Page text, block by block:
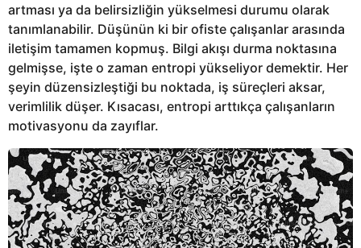
artması ya da belirsizliğin yükselmesi durumu olarak
tanımlanabilir. Düşünün ki bir ofiste çalışanlar arasında
iletişim tamamen kopmuş. Bilgi akışı durma noktasına
gelmişse, işte o zaman entropi yükseliyor demektir. Her
şeyin düzensizleştiği bu noktada, iş süreçleri aksar,
verimlilik düşer. Kısacası, entropi arttıkça çalışanların
motivasyonu da zayıflar.